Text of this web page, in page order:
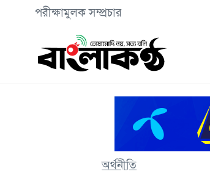
পরীক্ষামুলক সম্প্রচার
অর্থনীতি